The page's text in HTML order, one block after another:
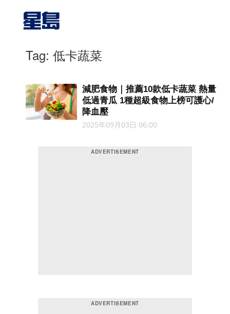
Tag: 低卡蔬菜
減肥食物｜推薦10款低卡蔬菜 熱量
低過青瓜 1種超級食物上榜可護心/
降血壓
2025年09月03日 06:00